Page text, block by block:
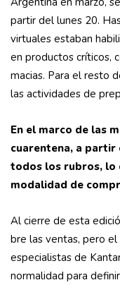
partir del lunes 20.
virtuales estaban
en productos críticos,
macias. Para el resto
las actividades de
En el marco de las
cuaren­tena, a
todos los rubros, lo
modalidad de
Al cierre de esta
bre las ventas, pero
especialis­tas de
normalidad para